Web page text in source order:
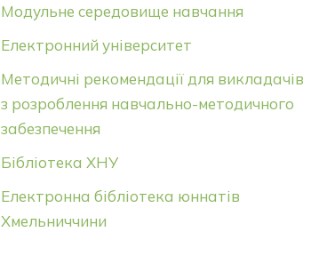
Модульне середовище навчання
Електронний університет
Методичні рекомендації для викладачів
з розроблення навчально-методичного
забезпечення
Бібліотека ХНУ
Електронна бібліотека юннатів
Хмельниччини